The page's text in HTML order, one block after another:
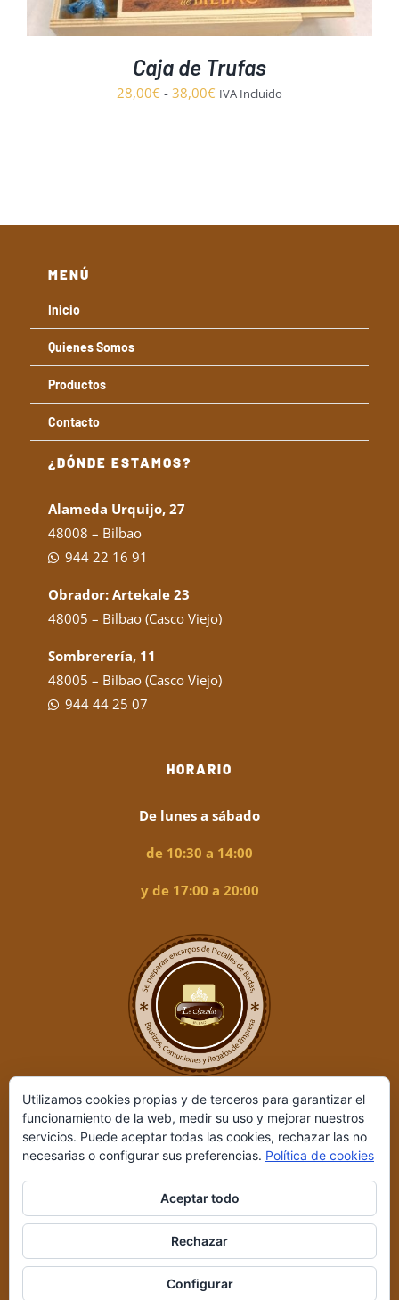
Caja de Trufas
28,00€ - 38,00€ Rango
IVA Incluido
MENÚ
Inicio
Quienes Somos
Productos
Contacto
¿DÓNDE ESTAMOS?
Alameda Urquijo, 27
48008 – Bilbao
944 22 16 91
Obrador: Artekale 23
48005 – Bilbao (Casco Viejo)
Sombrerería, 11
48005 – Bilbao (Casco Viejo)
944 44 25 07
HORARIO
De lunes a sábado
de 10:30 a 14:00
y de 17:00 a 20:00
Aviso legal y Política de privacidad
Utilizamos cookies propias y de terceros para garantizar el
funcionamiento de la web, medir su uso y mejorar nuestros
servicios. Puede aceptar todas las cookies, rechazar las no
necesarias o configurar sus preferencias. Política de cookies
Aceptar todo
Rechazar
Configurar